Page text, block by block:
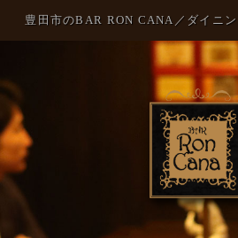
豊田市のBAR RON CANA／ダイニ